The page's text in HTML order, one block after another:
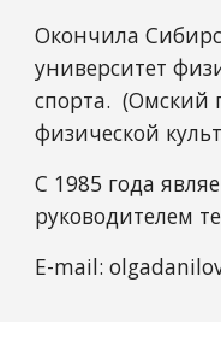
Окончила
университет
спорта. (Омский
физической
C 1985 года
руководителем
E-mail: